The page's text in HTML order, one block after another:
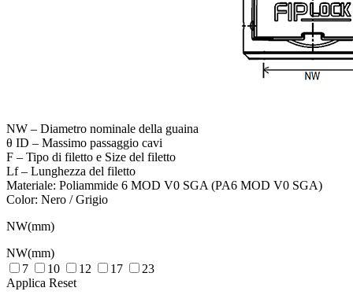
NW – Diametro nominale della guaina
θ ID – Massimo passaggio cavi
F – Tipo di filetto e Size del filetto
Lf – Lunghezza del filetto
Materiale: Poliammide 6 MOD V0 SGA (PA6 MOD V0 SGA)
Color: Nero / Grigio
NW(mm)
NW(mm)
7
10 12 17
23
Applica Reset